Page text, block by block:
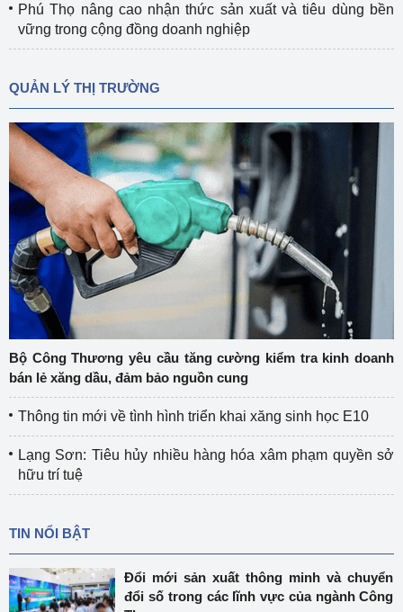
Phú Thọ nâng cao nhận thức sản xuất và tiêu dùng bền
vững trong cộng đồng doanh nghiệp
QUẢN LÝ THỊ TRƯỜNG
Bộ Công Thương yêu cầu tăng cường kiểm tra kinh doanh
bán lẻ xăng dầu, đảm bảo nguồn cung
Thông tin mới về tình hình triển khai xăng sinh học E10
Lạng Sơn: Tiêu hủy nhiều hàng hóa xâm phạm quyền sở
hữu trí tuệ
TIN NỔI BẬT
Đổi mới sản xuất thông minh và chuyển
đổi số trong các lĩnh vực của ngành Công